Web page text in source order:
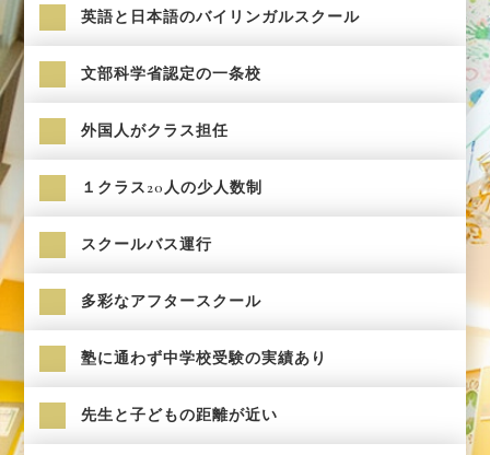
英語と日本語のバイリンガルスクール
文部科学省認定の一条校
外国人がクラス担任
１クラス20人の少人数制
スクールバス運行
多彩なアフタースクール
塾に通わず中学校受験の実績あり
先生と子どもの距離が近い